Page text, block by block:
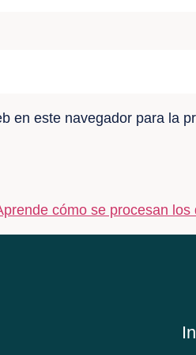
en este navegador para la
cómo se procesan